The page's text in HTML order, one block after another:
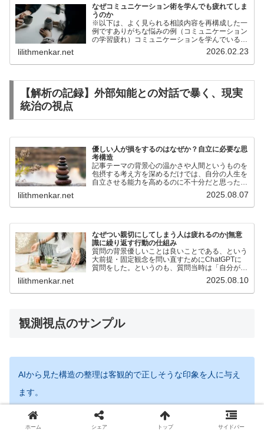
なぜコミュニケーション術を学んでも疲れてしま
うのか
※以下は、よく見られる相談内容を再構成した一
例ですありがちな悩みの例（コミュニケーション
の学習疲れ）コミュニケーションを学んでいるの
に疲れるのはなぜでしょう？最近、コミュニケー
ションに関する本を何冊か読み、そこに書かれて
いる「好かれる話し方...
lilithmenkar.net 2026.02.23
【解析の記録】外部知能との対話で暴く、現実
統治の視点
優しい人が損をするのはなぜか？自立に必要な思
考構造
記事テーマの背景心の温かさや人間というものを
包摂する考え方を深めるだけでは、自分の人生を
自立させる能力を高めるのに不十分だと思った。
そのためこの記事では、自分が気づいたことであ
る「心が温かいことが自立を難しくする理由」と
それを踏まえて「自立...
lilithmenkar.net 2025.08.07
なぜつい親切にしてしまう人は疲れるのか|無意
識に繰り返す行動の仕組み
質問の背景優しいことは良いことである、という
大前提・固定観念を問い直すためにChatGPTに
質問をした。というのも、質問当時は「自分が優
しくさえあれば何事も良い」という考えがあった
が、当然「優しさ」という物の見方だけでは解決
できないことも当...
lilithmenkar.net 2025.08.10
観測視点のサンプル
AIから見た構造の整理は客観的で正しそうな印象を人に与え
ます。
ですがAIに限らず、ひとつの見方を自分が思う客観的な正解
ホーム シェア トップ サイドバー